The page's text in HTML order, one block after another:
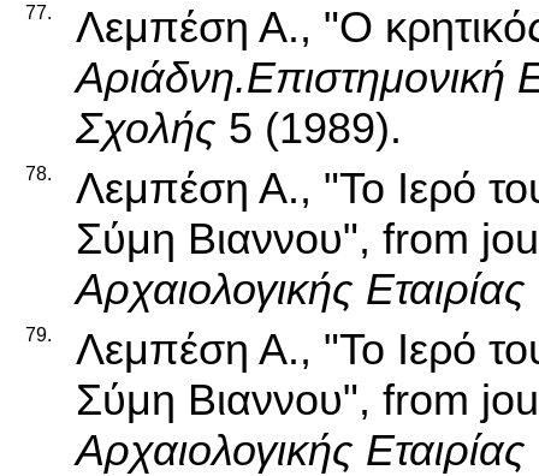
77.
Λεμπέση Α., "Ο
Αριάδνη.Επιστημονική
Σχολής 5 (1989).
78.
Λεμπέση Α., "Το Ιερό
Σύμη Βιαννου", from
Αρχαιολογικής Εταιρίας
79.
Λεμπέση Α., "Το Ιερό
Σύμη Βιαννου", from
Αρχαιολογικής Εταιρίας